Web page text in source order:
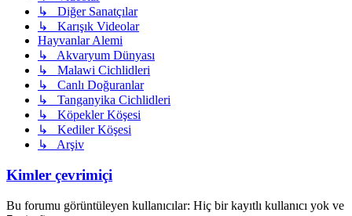
↳ Diğer Sanatçılar
↳ Karışık Videolar
Hayvanlar Alemi
↳ Akvaryum Dünyası
↳ Malawi Cichlidleri
↳ Canlı Doğuranlar
↳ Tanganyika Cichlidleri
↳ Köpekler Köşesi
↳ Kediler Köşesi
↳ Arşiv
Kimler çevrimiçi
Bu forumu görüntüleyen kullanıcılar: Hiç bir kayıtlı kullanıcı yok ve